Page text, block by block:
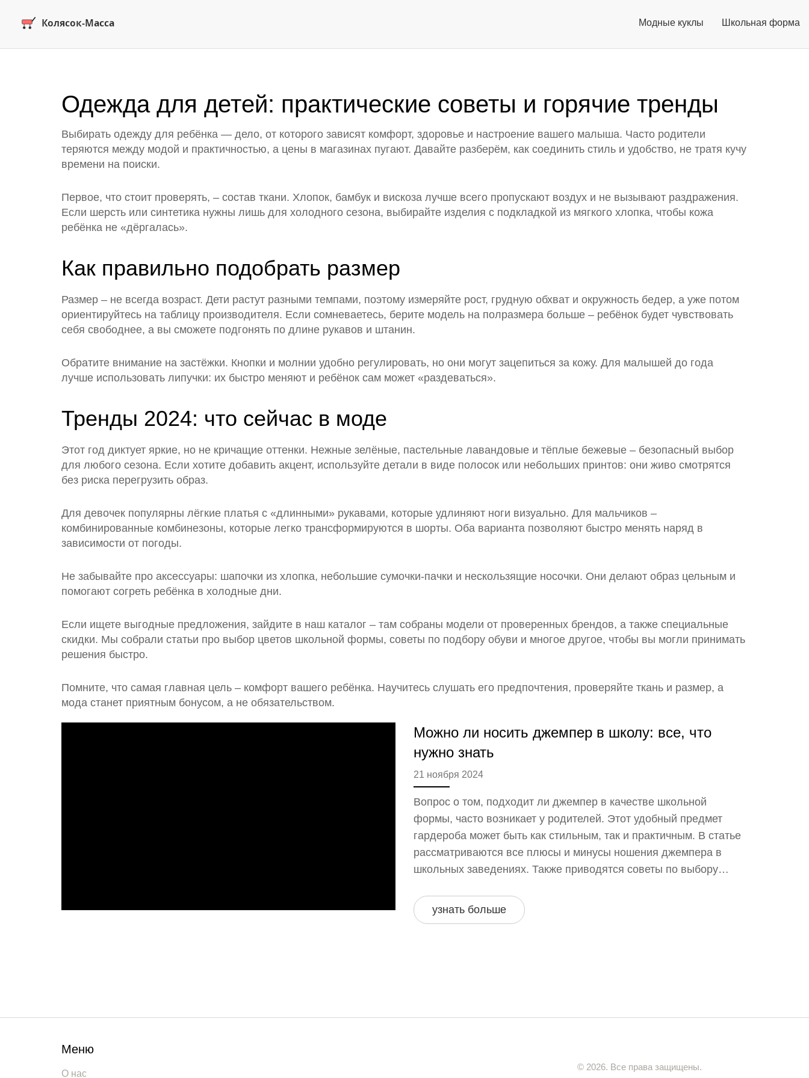
Модные куклы Школьная форма
Одежда для детей: практические советы и горячие тренды
Выбирать одежду для ребёнка — дело, от которого зависят комфорт, здоровье и настроение вашего малыша. Часто родители
теряются между модой и практичностью, а цены в магазинах пугают. Давайте разберём, как соединить стиль и удобство, не тратя кучу
времени на поиски.
Первое, что стоит проверять, – состав ткани. Хлопок, бамбук и вискоза лучше всего пропускают воздух и не вызывают раздражения.
Если шерсть или синтетика нужны лишь для холодного сезона, выбирайте изделия с подкладкой из мягкого хлопка, чтобы кожа
ребёнка не «дёргалась».
Как правильно подобрать размер
Размер – не всегда возраст. Дети растут разными темпами, поэтому измеряйте рост, грудную обхват и окружность бедер, а уже потом
ориентируйтесь на таблицу производителя. Если сомневаетесь, берите модель на полразмера больше – ребёнок будет чувствовать
себя свободнее, а вы сможете подгонять по длине рукавов и штанин.
Обратите внимание на застёжки. Кнопки и молнии удобно регулировать, но они могут зацепиться за кожу. Для малышей до года
лучше использовать липучки: их быстро меняют и ребёнок сам может «раздеваться».
Тренды 2024: что сейчас в моде
Этот год диктует яркие, но не кричащие оттенки. Нежные зелёные, пастельные лавандовые и тёплые бежевые – безопасный выбор
для любого сезона. Если хотите добавить акцент, используйте детали в виде полосок или небольших принтов: они живо смотрятся
без риска перегрузить образ.
Для девочек популярны лёгкие платья с «длинными» рукавами, которые удлиняют ноги визуально. Для мальчиков –
комбинированные комбинезоны, которые легко трансформируются в шорты. Оба варианта позволяют быстро менять наряд в
зависимости от погоды.
Не забывайте про аксессуары: шапочки из хлопка, небольшие сумочки‑пачки и нескользящие носочки. Они делают образ цельным и
помогают согреть ребёнка в холодные дни.
Если ищете выгодные предложения, зайдите в наш каталог – там собраны модели от проверенных брендов, а также специальные
скидки. Мы собрали статьи про выбор цветов школьной формы, советы по подбору обуви и многое другое, чтобы вы могли принимать
решения быстро.
Помните, что самая главная цель – комфорт вашего ребёнка. Научитесь слушать его предпочтения, проверяйте ткань и размер, а
мода станет приятным бонусом, а не обязательством.
Можно ли носить джемпер в школу: все, что
нужно знать
21 ноября 2024
Вопрос о том, подходит ли джемпер в качестве школьной
формы, часто возникает у родителей. Этот удобный предмет
гардероба может быть как стильным, так и практичным. В статье
рассматриваются все плюсы и минусы ношения джемпера в
школьных заведениях. Также приводятся советы по выбору
как правильно включить джемпер в школьный наряд вашего
ребенка.
узнать больше
Меню
О нас
© 2026. Все права защищены.